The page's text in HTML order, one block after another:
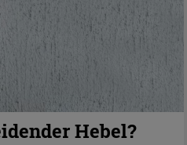
Hebel?